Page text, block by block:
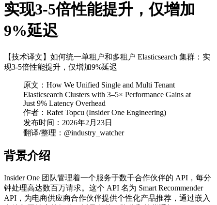
实现3-5倍性能提升，仅增加
9%延迟
【技术译文】如何统一单租户和多租户 Elasticsearch 集群：实
现3-5倍性能提升，仅增加9%延迟
原文：How We Unified Single and Multi Tenant
Elasticsearch Clusters with 3–5× Performance Gains at
Just 9% Latency Overhead
作者：Rafet Topcu (Insider One Engineering)
发布时间：2026年2月23日
翻译/整理：@industry_watcher
背景介绍
Insider One 团队管理着一个服务于数千合作伙伴的 API，每分
钟处理高达数百万请求。这个 API 名为 Smart Recommender
API，为电商供应商合作伙伴提供个性化产品推荐，通过嵌入